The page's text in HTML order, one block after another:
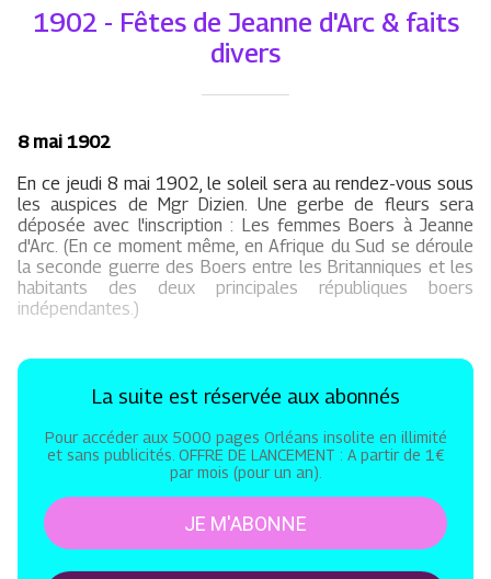
1902 - Fêtes de Jeanne d'Arc & faits
divers
8 mai 1902
En ce jeudi 8 mai 1902, le soleil sera au rendez-vous sous
les auspices de Mgr Dizien. Une gerbe de fleurs sera
déposée avec l'inscription : Les femmes Boers à Jeanne
d'Arc. (En ce moment même, en Afrique du Sud se déroule
la seconde guerre des Boers entre les Britanniques et les
habitants des deux principales républiques boers
indépendantes.)
La suite est réservée aux abonnés
Pour accéder aux 5000 pages Orléans insolite en illimité
et sans publicités. OFFRE DE LANCEMENT : A partir de 1€
par mois (pour un an).
JE M'ABONNE